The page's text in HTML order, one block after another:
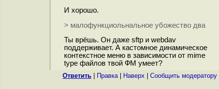
И хорошо.
> малофункциольнальное убожество два
Ты врёшь. Он даже sftp и webdav
поддерживает. А кастомное динамическое
контекстное меню в зависимости от mime
type файлов твой ФМ умеет?
Ответить Правка| Наверх Cообщить модератору